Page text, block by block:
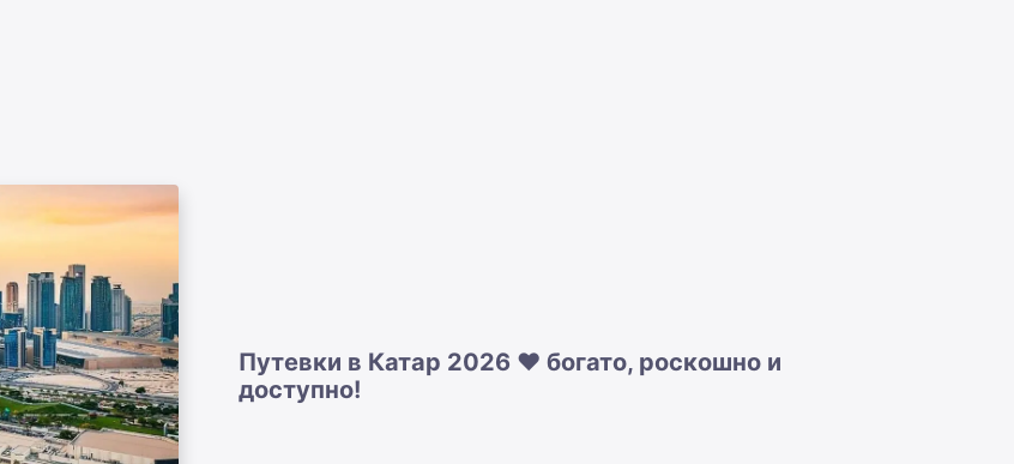
Путевки в Катар 2026 ❤️ богато, роскошно и
доступно!